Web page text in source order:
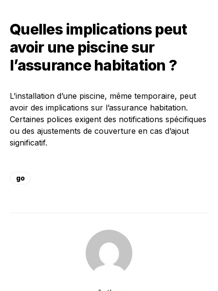
Quelles implications peut
avoir une piscine sur
l’assurance habitation ?
L’installation d’une piscine, même temporaire, peut
avoir des implications sur l’assurance habitation.
Certaines polices exigent des notifications spécifiques
ou des ajustements de couverture en cas d’ajout
significatif.
go